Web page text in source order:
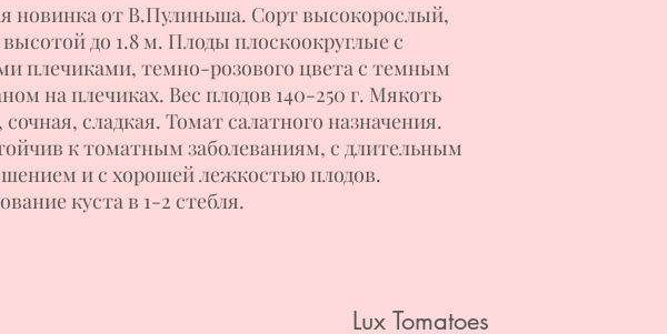
новинка от В.Пулиньша. Сорт высокорослый,
до 1.8 м. Плоды плоскоокруглые с
плечиками, темно-розового цвета с темным
на плечиках. Вес плодов 140-250 г. Мякоть
сочная, сладкая. Томат салатного назначения.
к томатным заболеваниям, с длительным
и с хорошей лежкостью плодов.
куста в 1-2 стебля.
Lux Tomatoes